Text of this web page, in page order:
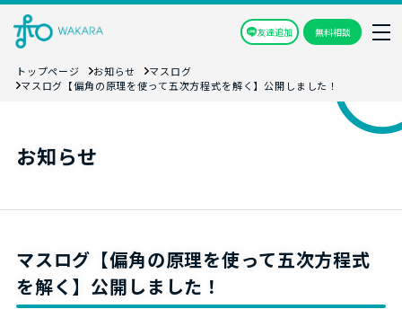
友達追加 無料相談
トップページ お知らせ
マスログ
マスログ【偏角の原理を使って五次方程式を解く】公開しました！
お知らせ
マスログ【偏角の原理を使って五次方程式
を解く】公開しました！